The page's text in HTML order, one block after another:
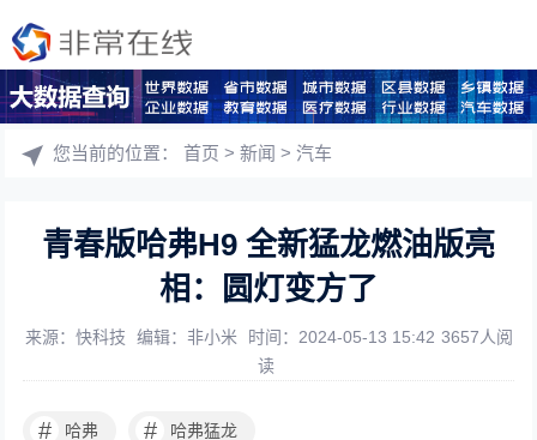
您当前的位置：首页 >新闻 >汽车
青春版哈弗H9 全新猛龙燃油版亮
相：圆灯变方了
来源：快科技 编辑：非小米 时间：2024-05-13 15:42 3657人阅
读
# 哈弗 # 哈弗猛龙